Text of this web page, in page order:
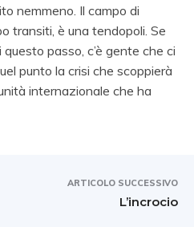
nemmeno. Il campo di
transiti, è una tendopoli. Se
passo, c’è gente che ci
punto la crisi che scoppierà
internazionale che ha
ARTICOLO SUCCESSIVO
L’incrocio